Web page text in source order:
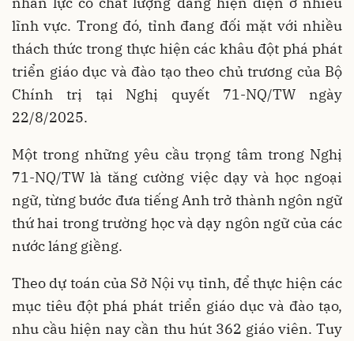
lĩnh vực. Trong đó, tỉnh đang đối mặt với nhiều
thách thức trong thực hiện các khâu đột phá phát
triển giáo dục và đào tạo theo chủ trương của Bộ
Chính trị tại Nghị quyết 71-NQ/TW ngày
22/8/2025.
Một trong những yêu cầu trọng tâm trong Nghị
71-NQ/TW là tăng cường việc dạy và học ngoại
ngữ, từng bước đưa tiếng Anh trở thành ngôn ngữ
thứ hai trong trường học và dạy ngôn ngữ của các
nước láng giềng.
Theo dự toán của Sở Nội vụ tỉnh, để thực hiện các
mục tiêu đột phá phát triển giáo dục và đào tạo,
nhu cầu hiện nay cần thu hút 362 giáo viên. Tuy